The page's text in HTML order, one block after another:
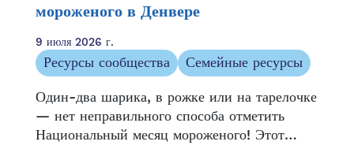
мороженого в Денвере
9 июля 2026 г.
Ресурсы сообщества
Семейные ресурсы
Один-два шарика, в рожке или на тарелочке
— нет неправильного способа отметить
Национальный месяц мороженого! Этот